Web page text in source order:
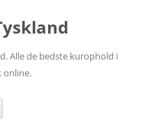
Alle de bedste kurophold i
online.